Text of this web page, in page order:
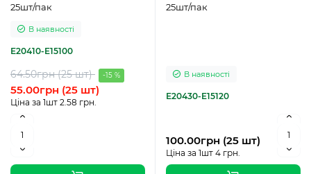
25шт/пак
В наявності
Е20410-E15100
64.50грн (25 шт) -15 %
55.00грн (25 шт)
Ціна за 1шт 2.58 грн.
25шт/пак
В наявності
Е20430-E15120
100.00грн (25 шт)
Ціна за 1шт 4 грн.